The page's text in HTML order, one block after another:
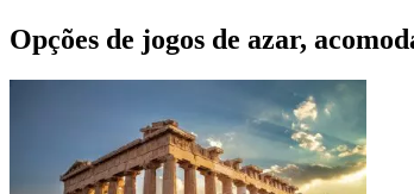
Opções de jogos de azar,